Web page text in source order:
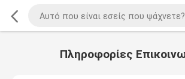
Πληροφορίες